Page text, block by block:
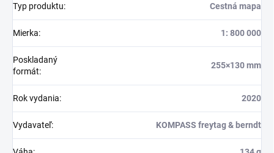
Typ produktu: Cestná mapa
Mierka: 1: 800 000
Poskladaný
formát:
255×130 mm
Rok vydania: 2020
Vydavateľ: KOMPASS freytag & berndt